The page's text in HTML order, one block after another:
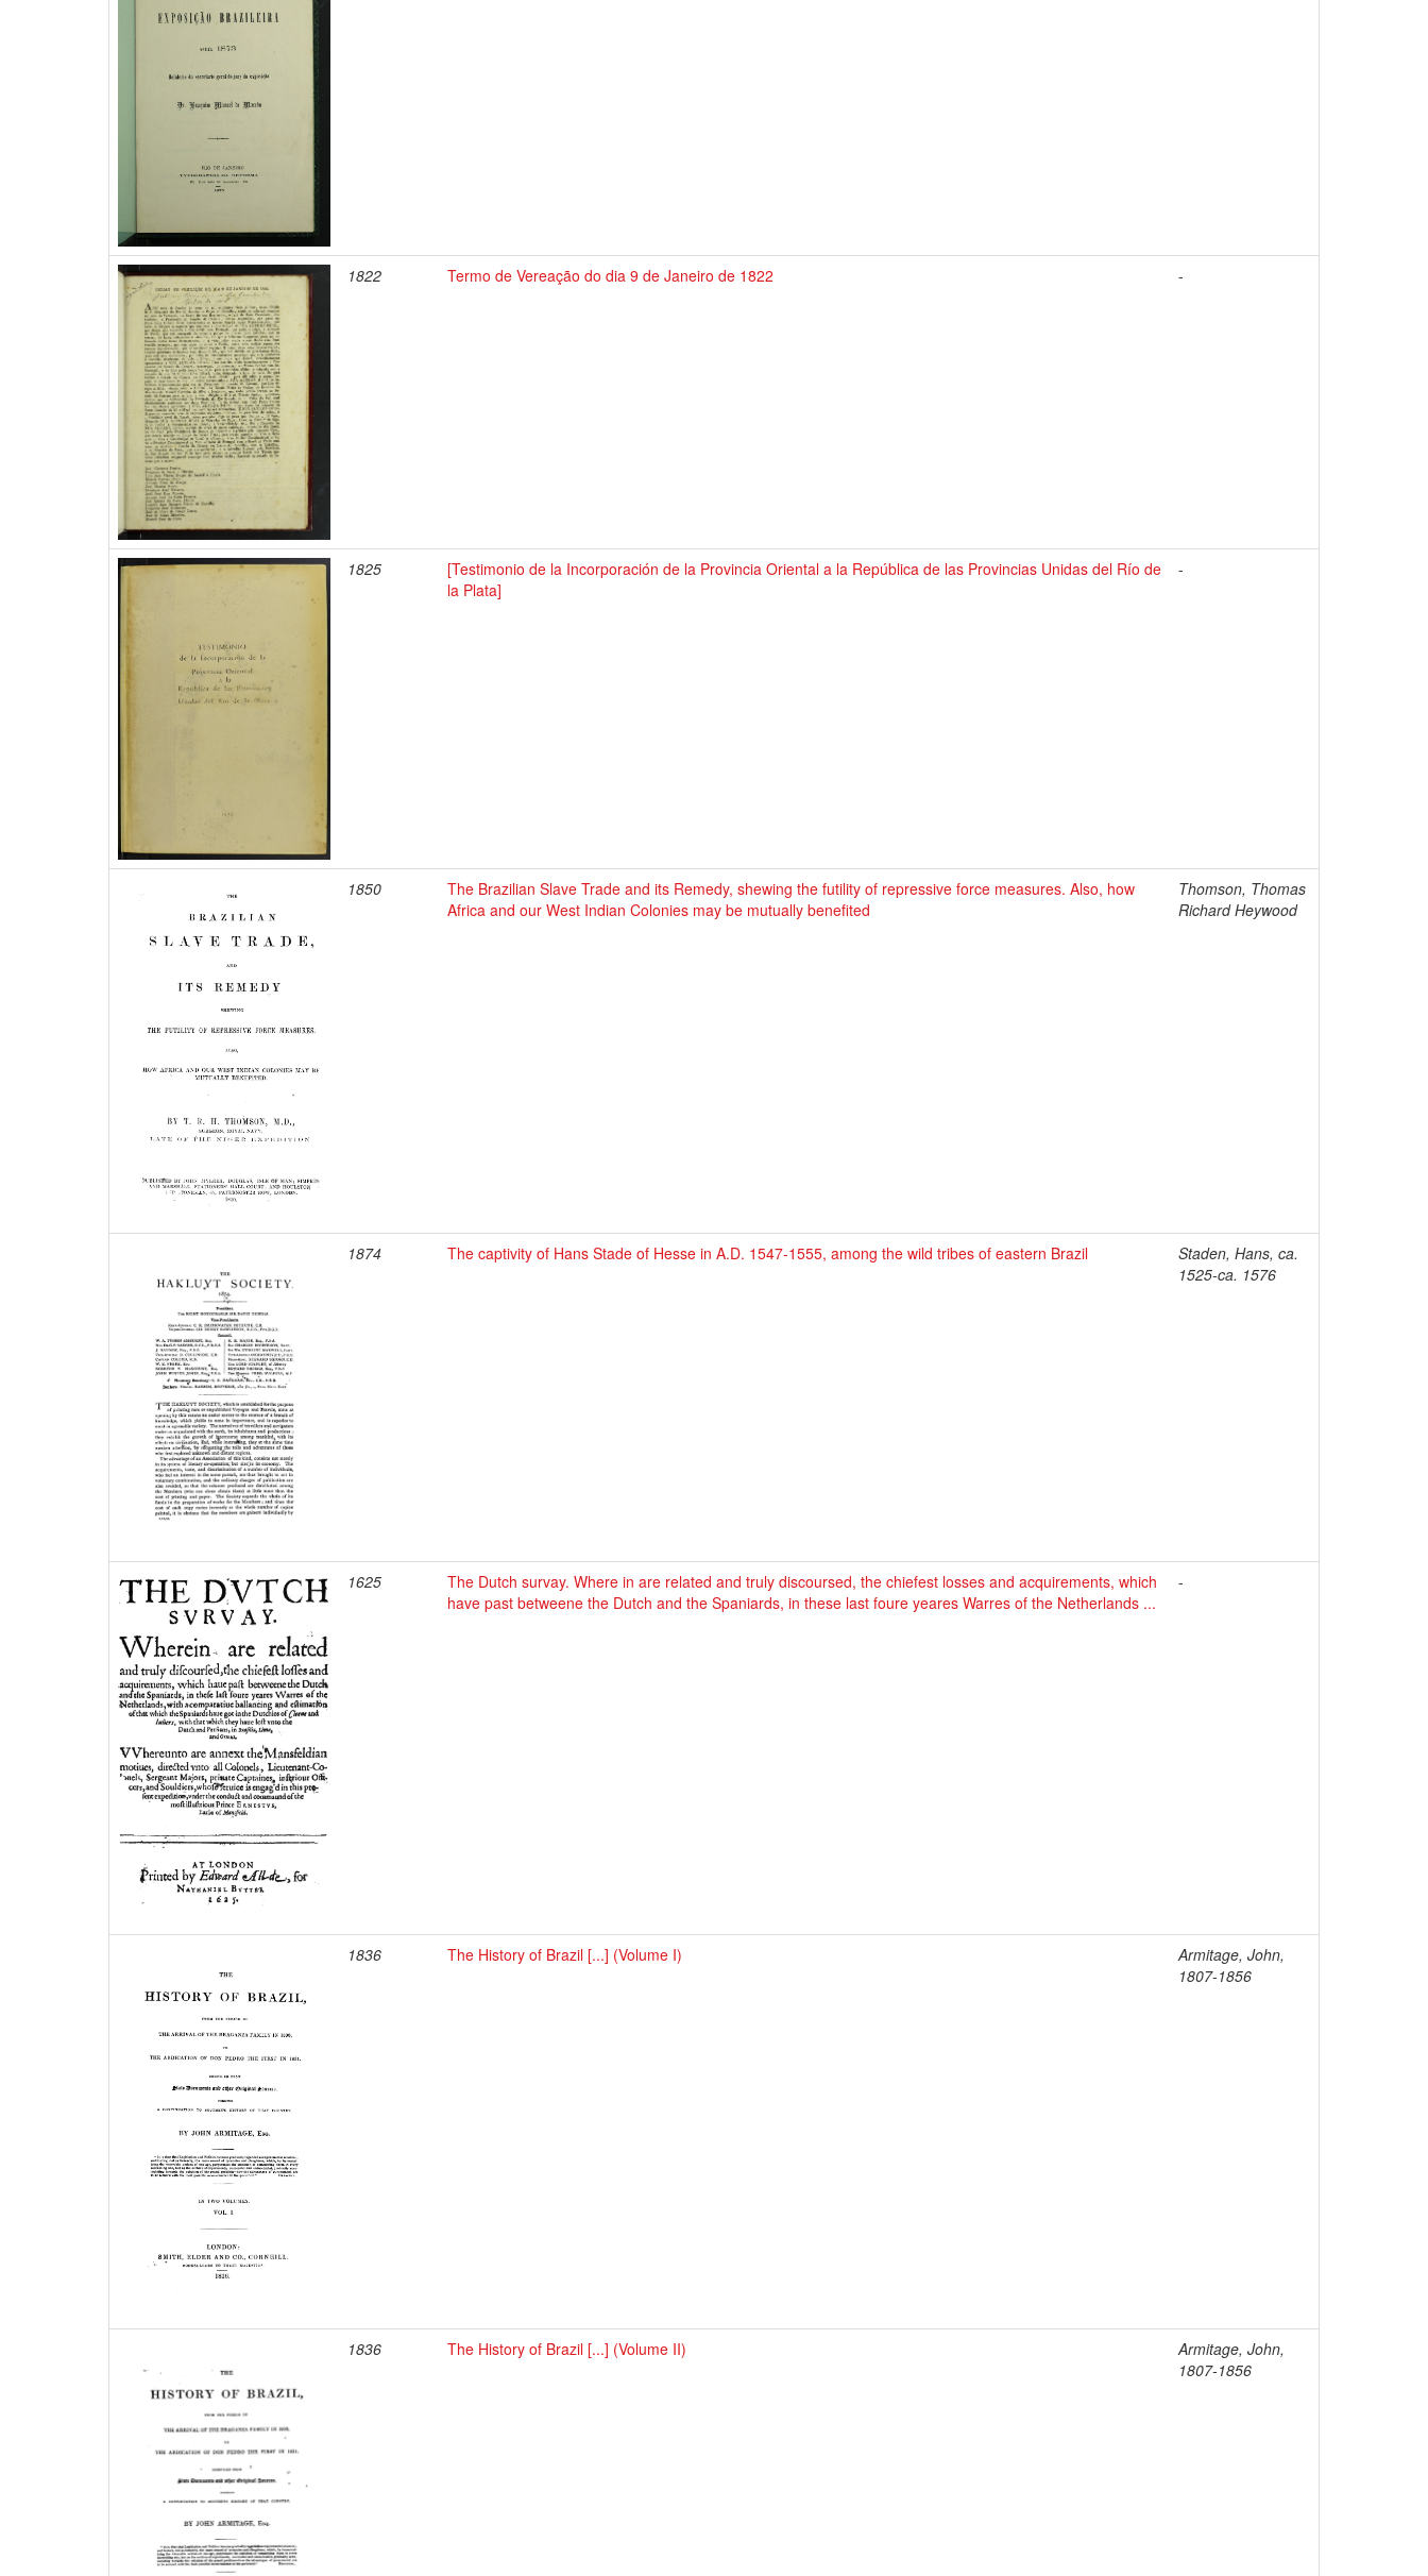
1822 Termo de Vereação do dia 9 de Janeiro de 1822 -
1825
[Testimonio de la Incorporación de la Provincia Oriental a la República de las Provincias Unidas del Río de
la Plata]
-
1850
The Brazilian Slave Trade and its Remedy, shewing the futility of repressive force measures. Also, how
Africa and our West Indian Colonies may be mutually benefited
Thomson, Thomas
Richard Heywood
1874 The captivity of Hans Stade of Hesse in A.D. 1547-1555, among the wild tribes of eastern Brazil
Staden, Hans, ca.
1525-ca. 1576
1625
The Dutch survay. Where in are related and truly discoursed, the chiefest losses and acquirements, which
have past betweene the Dutch and the Spaniards, in these last foure yeares Warres of the Netherlands ...
-
1836 The History of Brazil [...] (Volume I)
Armitage, John,
1807-1856
1836 The History of Brazil [...] (Volume II)
Armitage, John,
1807-1856